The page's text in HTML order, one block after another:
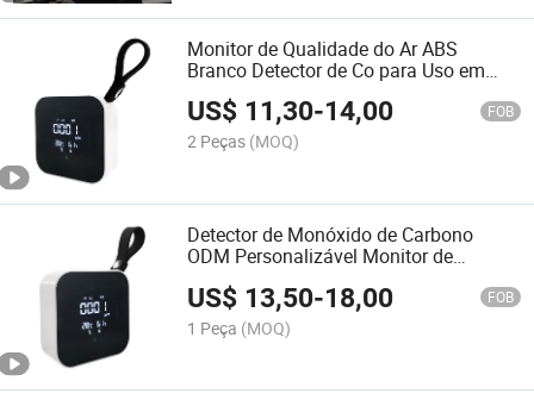
Monitor de Qualidade do Ar ABS
Branco Detector de Co para Uso em
Casa ou Escritório
US$ 11,30-14,00 FOB
2 Peças (MOQ)
Detector de Monóxido de Carbono
ODM Personalizável Monitor de
Temperatura e Umidade Instrumentos
de Medição Eletrônicos
US$ 13,50-18,00 FOB
1 Peça (MOQ)